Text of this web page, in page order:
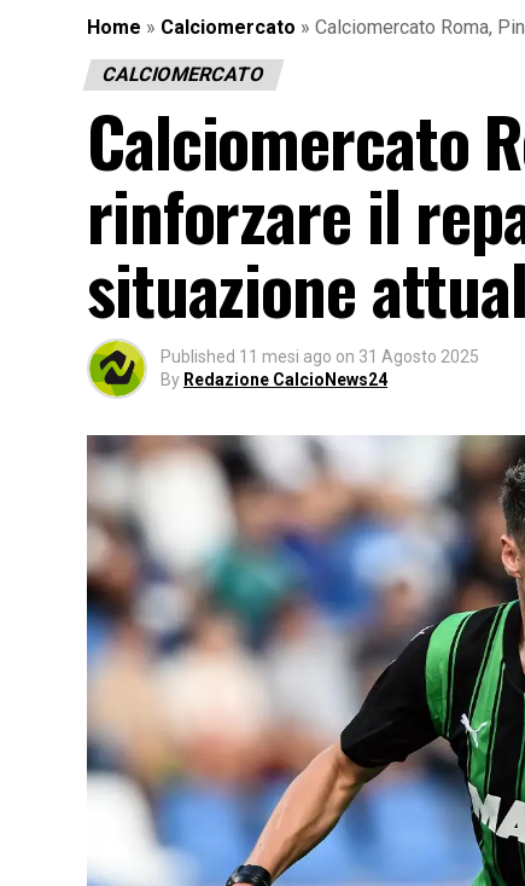
Home » Calciomercato » Calciomercato Roma,
CALCIOMERCATO
Calciomercato
rinforzare il
situazione
Published 11 mesi ago on 31 Agosto 2025
By Redazione CalcioNews24